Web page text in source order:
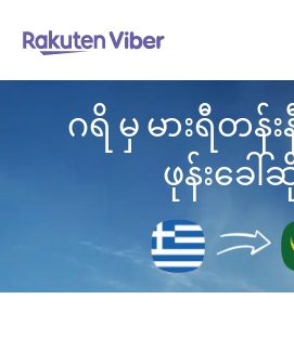
ဂရိ မှ မားရီတန်
ဖုန်းခေါ်